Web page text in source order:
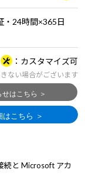
・24時間×365日
カスタマイズ可
ない場合がございます
続と Microsoft アカ